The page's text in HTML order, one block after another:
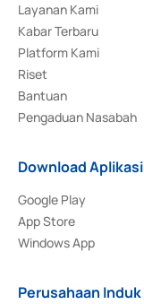
Layanan Kami
Kabar Terbaru
Platform Kami
Riset
Bantuan
Pengaduan Nasabah
Download Aplikasi
Google Play
App Store
Windows App
Perusahaan Induk